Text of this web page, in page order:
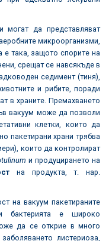
могат да представляват
микроорганизми,
е така, защото спорите на
срещат се навсякъде в
седимент (тиня),
и рибите, поради
в храните. Премахването
вакуум може да позволи
клетки, които да
пакетирани храни трябва
които да контролират
и продуцирането на
на продукта, т. нар.
на вакуум пакетираните
бактерията е широко
да се открие в много
листериоза,